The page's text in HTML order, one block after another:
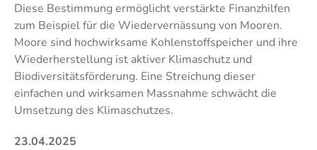
Diese Bestimmung ermöglicht verstärkte Finanzhilfen
zum Beispiel für die Wiedervernässung von Mooren.
Moore sind hochwirksame Kohlenstoffspeicher und ihre
Wiederherstellung ist aktiver Klimaschutz und
Biodiversitätsförderung. Eine Streichung dieser
einfachen und wirksamen Massnahme schwächt die
Umsetzung des Klimaschutzes.
23.04.2025